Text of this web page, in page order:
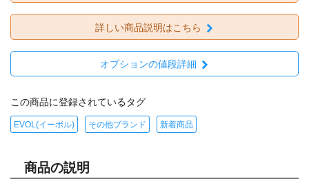
詳しい商品説明はこちら
オプションの値段詳細
この商品に登録されているタグ
EVOL(イーボル) その他ブランド 新着商品
商品の説明